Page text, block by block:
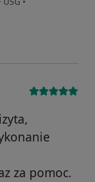
za pomoc.